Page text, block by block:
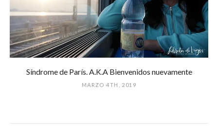
Síndrome de París. A.K.A Bienvenidos nuevamente
MARZO 4TH, 2019